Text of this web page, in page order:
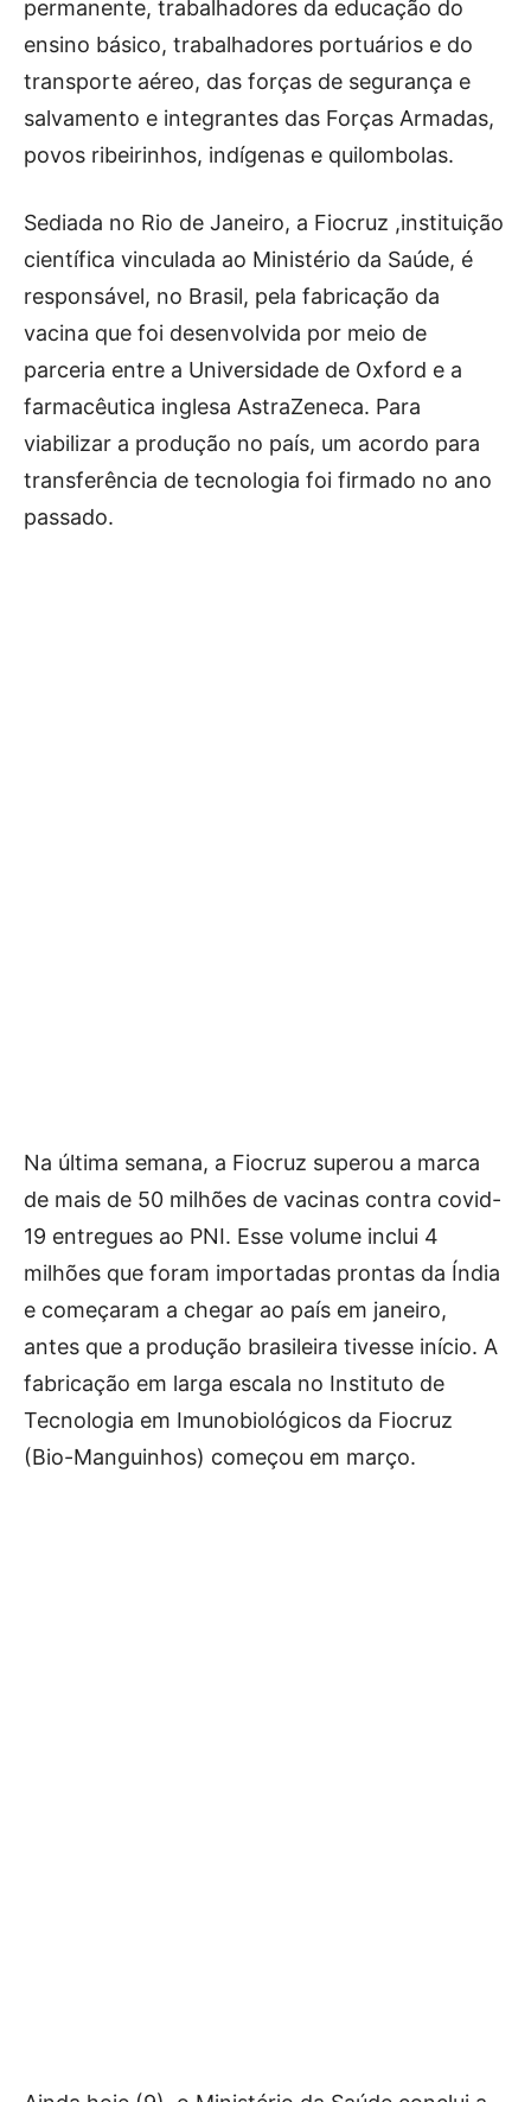
permanente, trabalhadores da educação do
ensino básico, trabalhadores portuários e do
transporte aéreo, das forças de segurança e
salvamento e integrantes das Forças Armadas,
povos ribeirinhos, indígenas e quilombolas.
Sediada no Rio de Janeiro, a Fiocruz ,instituição
científica vinculada ao Ministério da Saúde, é
responsável, no Brasil, pela fabricação da
vacina que foi desenvolvida por meio de
parceria entre a Universidade de Oxford e a
farmacêutica inglesa AstraZeneca. Para
viabilizar a produção no país, um acordo para
transferência de tecnologia foi firmado no ano
passado.
Na última semana, a Fiocruz superou a marca
de mais de 50 milhões de vacinas contra covid-
19 entregues ao PNI. Esse volume inclui 4
milhões que foram importadas prontas da Índia
e começaram a chegar ao país em janeiro,
antes que a produção brasileira tivesse início. A
fabricação em larga escala no Instituto de
Tecnologia em Imunobiológicos da Fiocruz
(Bio-Manguinhos) começou em março.